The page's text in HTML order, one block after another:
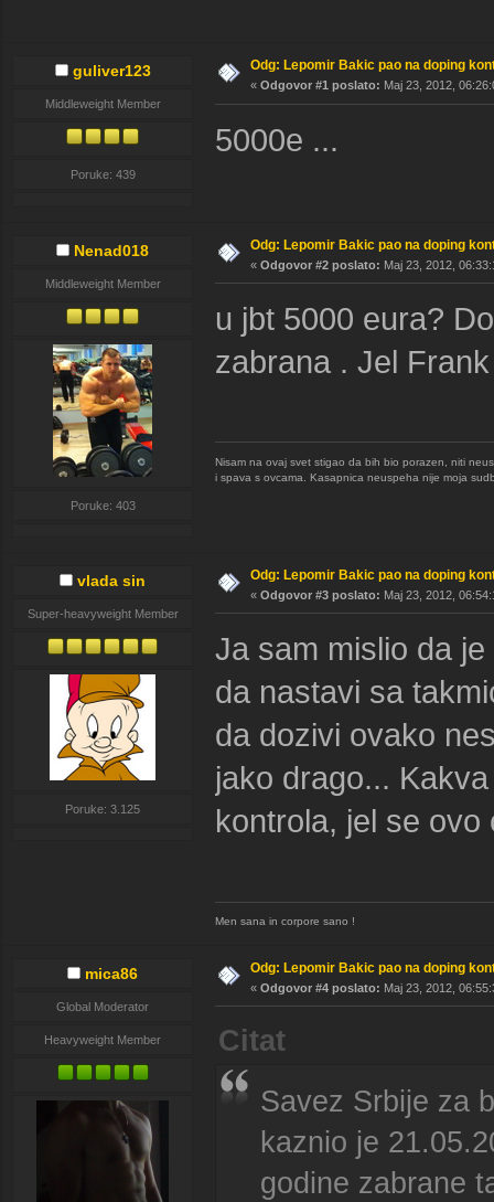
guliver123
Middleweight Member
Poruke: 439
Odg: Lepomir Bakic pao na doping
« Odgovor #1 poslato: Maj 23, 2012,
5000e ...
Nenad018
Middleweight Member
Poruke: 403
Odg: Lepomir Bakic pao na doping
« Odgovor #2 poslato: Maj 23, 2012,
u jbt 5000 eura?
zabrana . Jel
Nisam na ovaj svet stigao da bih bio porazen, niti
i spava s ovcama. Kasapnica neuspeha nije moja
vlada sin
Super-heavyweight Member
Poruke: 3.125
Odg: Lepomir Bakic pao na doping
« Odgovor #3 poslato: Maj 23, 2012,
Ja sam mislio da
da nastavi sa
da dozivi ovako
jako drago...
kontrola, jel se
Men sana in corpore sano !
mica86
Global Moderator
Heavyweight Member
Odg: Lepomir Bakic pao na doping
« Odgovor #4 poslato: Maj 23, 2012,
Citat
Savez Srbije za
kaznio je
godine zabrane